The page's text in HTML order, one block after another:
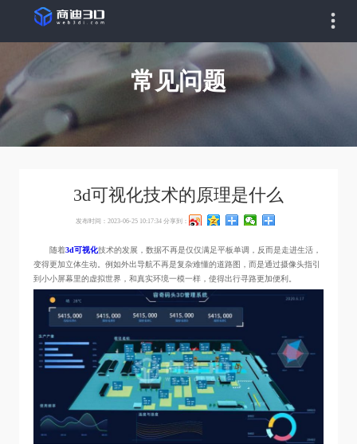
常见问题
3d可视化技术的原理是什么
发布时间：2023-06-25 10:17:34分享到：
随着3d可视化技术的发展，数据不再是仅仅满足平板单调，反而是走进生活，
变得更加立体生动。例如外出导航不再是复杂难懂的道路图，而是通过摄像头指引
到小小屏幕里的虚拟世界，和真实环境一模一样，使得出行寻路更加便利。